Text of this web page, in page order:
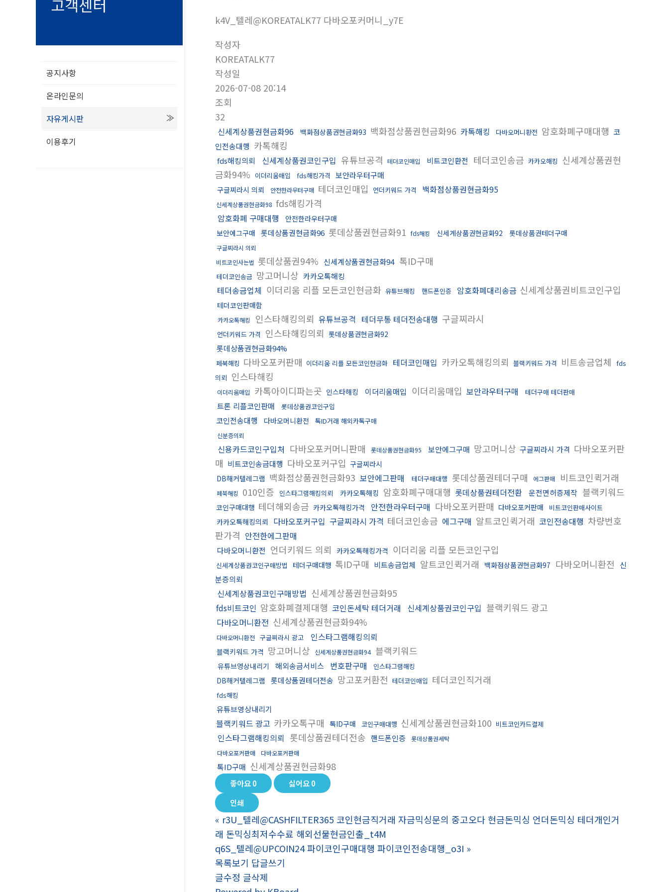
고객센터
공지사항
온라인문의
자유게시판
이용후기
k4V_텔레@KOREATALK77 다바오포커머니_y7E
작성자
KOREATALK77
작성일
2026-07-08 20:14
조회
32
신세계상품권현금화96 백화점상품권현금화93 백화점상품권현금화96 카톡해킹 다바오머니환전 암호화폐구매대행 코
인전송대행 카톡해킹
fds해킹의뢰 신세계상품권코인구입 유튜브공격 테더코인매입 비트코인환전 테더코인송금 카카오해킹 신세계상품권현
금화94% 이더리움매입 fds해킹가격 보안라우터구매
구글찌라시 의뢰 안전한라우터구매 테더코인매입 언더키워드 가격 백화점상품권현금화95
신세계상품권현금화98 fds해킹가격
암호화폐 구매대행
안전한라우터구매
보안에그구매 롯데상품권현금화96 롯데상품권현금화91 fds해킹 신세계상품권현금화92 롯데상품권테더구매
구글찌라시 의뢰
비트코인사는법 롯데상품권94% 신세계상품권현금화94 톡ID구매
테더코인송금 망고머니상 카카오톡해킹
테더송금업체 이더리움 리플 모든코인현금화 유튜브해킹 핸드폰인증 암호화폐대리송금 신세계상품권비트코인구입
테더코인판매함
카카오톡해킹 인스타해킹의뢰 유튜브공격 테더무통 테더전송대행 구글찌라시
언더키워드 가격 인스타해킹의뢰 롯데상품권현금화92
롯데상품권현금화94%
페북해킹 다바오포커판매 이더리움 리플 모든코인현금화 테더코인매입 카카오톡해킹의뢰 블랙키워드 가격 비트송금업체 fds
의뢰 인스타해킹
이더리움매입 카톡아이디파는곳 인스타해킹 이더리움매입 이더리움매입 보안라우터구매 테더구매 테더판매
트론 리플코인판매 롯데상품권코인구입
코인전송대행 다바오머니환전 톡ID거래 해외카톡구매
신분증의뢰
신용카드코인구입처 다바오포커머니판매 롯데상품권현금화95 보안에그구매 망고머니상 구글찌라시 가격 다바오포커판
매 비트코인송금대행 다바오포커구입 구글찌라시
DB해커텔레그램 백화점상품권현금화93 보안에그판매 테더구매대행 롯데상품권테더구매 에그판매 비트코인퀵거래
페북해킹 010인증 인스타그램해킹의뢰 카카오톡해킹 암호화폐구매대행 롯데상품권테더전환 운전면허증제작 블랙키워드
코인구매대행 테더해외송금 카카오톡해킹가격 안전한라우터구매 다바오포커판매 다바오포커판매 비트코인판매사이트
카카오톡해킹의뢰 다바오포커구입 구글찌라시 가격 테더코인송금 에그구매 알트코인퀵거래 코인전송대행 차량번호
판가격 안전한에그판매
다바오머니환전 언더키워드 의뢰 카카오톡해킹가격 이더리움 리플 모든코인구입
신세계상품권코인구매방법 테더구매대행 톡ID구매 비트송금업체 알트코인퀵거래 백화점상품권현금화97 다바오머니환전
신
분증의뢰
신세계상품권코인구매방법 신세계상품권현금화95
fds비트코인 암호화폐결제대행 코인돈세탁 테더거래 신세계상품권코인구입 블랙키워드 광고
다바오머니환전 신세계상품권현금화94%
다바오머니환전 구글찌라시 광고 인스타그램해킹의뢰
블랙키워드 가격 망고머니상 신세계상품권현금화94 블랙키워드
유튜브영상내리기 해외송금서비스 번호판구매 인스타그램해킹
DB해커텔레그램 롯데상품권테더전송 망고포커환전 테더코인매입 테더코인직거래
fds해킹
유튜브영상내리기
블랙키워드 광고 카카오톡구매 톡ID구매 코인구매대행 신세계상품권현금화100 비트코인카드결제
인스타그램해킹의뢰 롯데상품권테더전송 핸드폰인증
롯데상품권세탁
다바오포커판매
다바오포커판매
톡ID구매 신세계상품권현금화98
좋아요0 싫어요0
인쇄
« r3U_텔레@CASHFILTER365 코인현금직거래 자금믹싱문의 중고오다 현금돈믹싱 언더돈믹싱 테더개인거
래 돈믹싱최저수수료 해외선물현금인출_t4M
q6S_텔레@UPCOIN24 파이코인구매대행 파이코인전송대행_o3I »
목록보기 답글쓰기
글수정 글삭제